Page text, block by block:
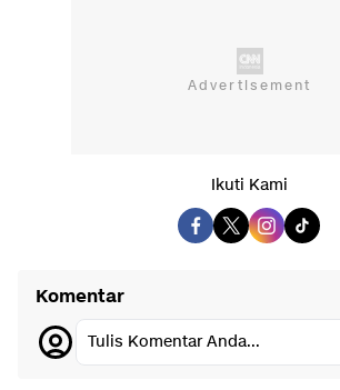
Ikuti Kami
Komentar
Tulis Komentar Anda...